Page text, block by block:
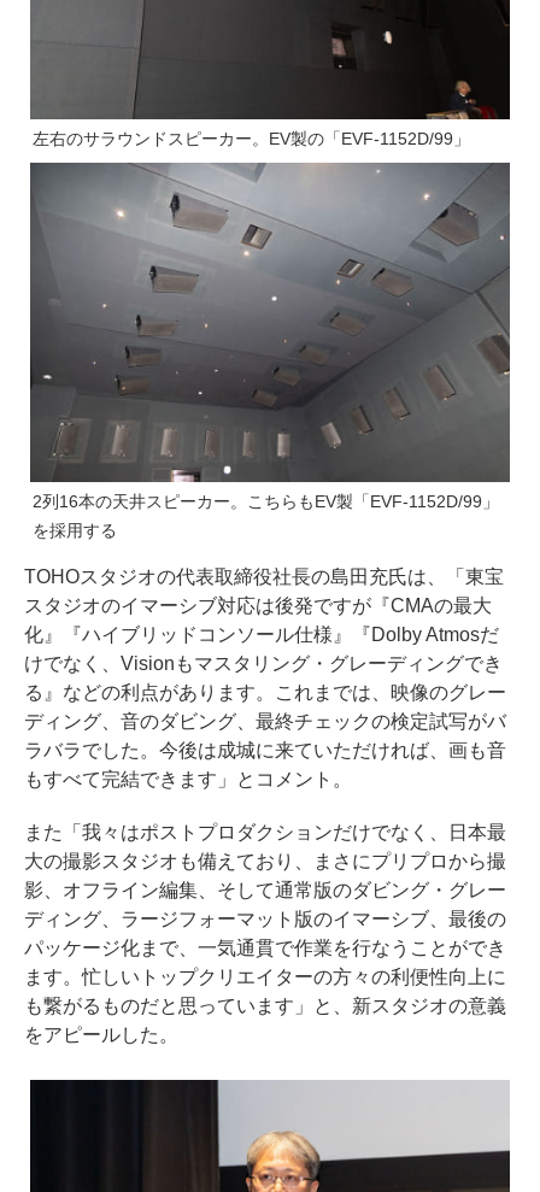
左右のサラウンドスピーカー。EV製の「EVF-1152D/99」
2列16本の天井スピーカー。こちらもEV製「EVF-1152D/99」
を採用する
TOHOスタジオの代表取締役社長の島田充氏は、「東宝
スタジオのイマーシブ対応は後発ですが『CMAの最大
化』『ハイブリッドコンソール仕様』『Dolby Atmosだ
けでなく、Visionもマスタリング・グレーディングでき
る』などの利点があります。これまでは、映像のグレー
ディング、音のダビング、最終チェックの検定試写がバ
ラバラでした。今後は成城に来ていただければ、画も音
もすべて完結できます」とコメント。
また「我々はポストプロダクションだけでなく、日本最
大の撮影スタジオも備えており、まさにプリプロから撮
影、オフライン編集、そして通常版のダビング・グレー
ディング、ラージフォーマット版のイマーシブ、最後の
パッケージ化まで、一気通貫で作業を行なうことができ
ます。忙しいトップクリエイターの方々の利便性向上に
も繋がるものだと思っています」と、新スタジオの意義
をアピールした。